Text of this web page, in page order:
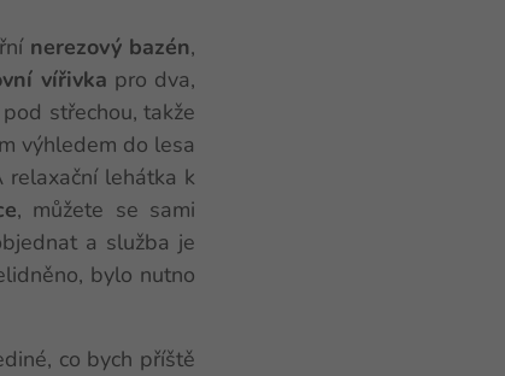
nerezový bazén,
vířivka pro dva,
střechou, takže
výhledem do lesa
relaxační lehátka k
, můžete se sami
a služba je
bylo nutno
co bych příště